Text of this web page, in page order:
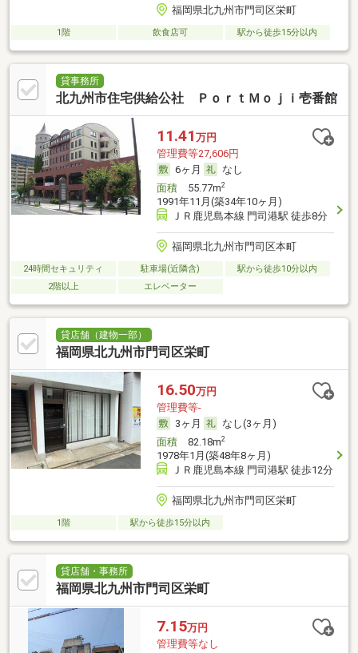
福岡県北九州市門司区栄町
1階 飲食店可 駅から徒歩15分以内
貸事務所
北九州市住宅供給公社 ＰｏｒｔＭｏｊｉ壱番館
11.41 万円
管理費等27,606円
6ヶ月
なし
面積55.77m2
1991年11月(築34年10ヶ月)
ＪＲ鹿児島本線 門司港駅 徒歩8分
福岡県北九州市門司区本町
24時間セキュリティ 駐車場(近隣含)
駅から徒歩10分以内
2階以上
エレベーター
貸店舗（建物一部）
福岡県北九州市門司区栄町
16.50万円
管理費等-
3ヶ月
なし(3ヶ月)
面積82.18m2
1978年1月(築48年8ヶ月)
ＪＲ鹿児島本線 門司港駅 徒歩12分
福岡県北九州市門司区栄町
1階 駅から徒歩15分以内
貸店舗・事務所
福岡県北九州市門司区栄町
7.15万円
管理費等なし